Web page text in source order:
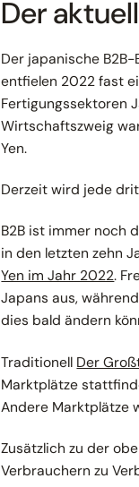
Der
Der japanische
entfielen 2022 fast
Fertigungssektoren
Wirtschaftszweig
Yen.
Derzeit wird jede
B2B ist immer noch
in den letzten zehn
Yen im Jahr 2022.
Japans aus,
dies bald ändern
Traditionell Der
Marktplätze
Andere Marktplätze
Zusätzlich zu der
Verbrauchern zu